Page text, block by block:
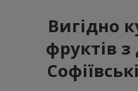
Вигідно
фруктів